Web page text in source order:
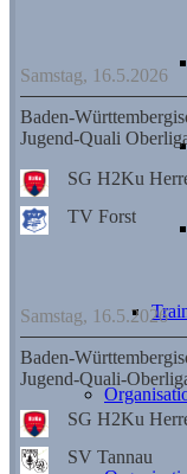
Samstag, 16.5.2026
Baden-
Jugend-Quali
SG H2Ku
TV Forst
Samstag, 16.5.2026
Baden-
Jugend-Quali-
SG H2Ku
SV Tannau